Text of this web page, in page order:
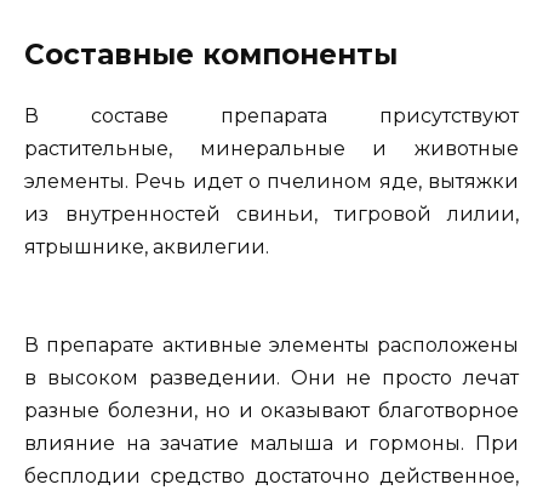
Составные компоненты
В составе препарата присутствуют
растительные, минеральные и животные
элементы. Речь идет о пчелином яде, вытяжки
из внутренностей свиньи, тигровой лилии,
ятрышнике, аквилегии.
В препарате активные элементы расположены
в высоком разведении. Они не просто лечат
разные болезни, но и оказывают благотворное
влияние на зачатие малыша и гормоны. При
бесплодии средство достаточно действенное,